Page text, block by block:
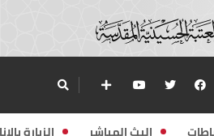
البث المباشر الزيارة